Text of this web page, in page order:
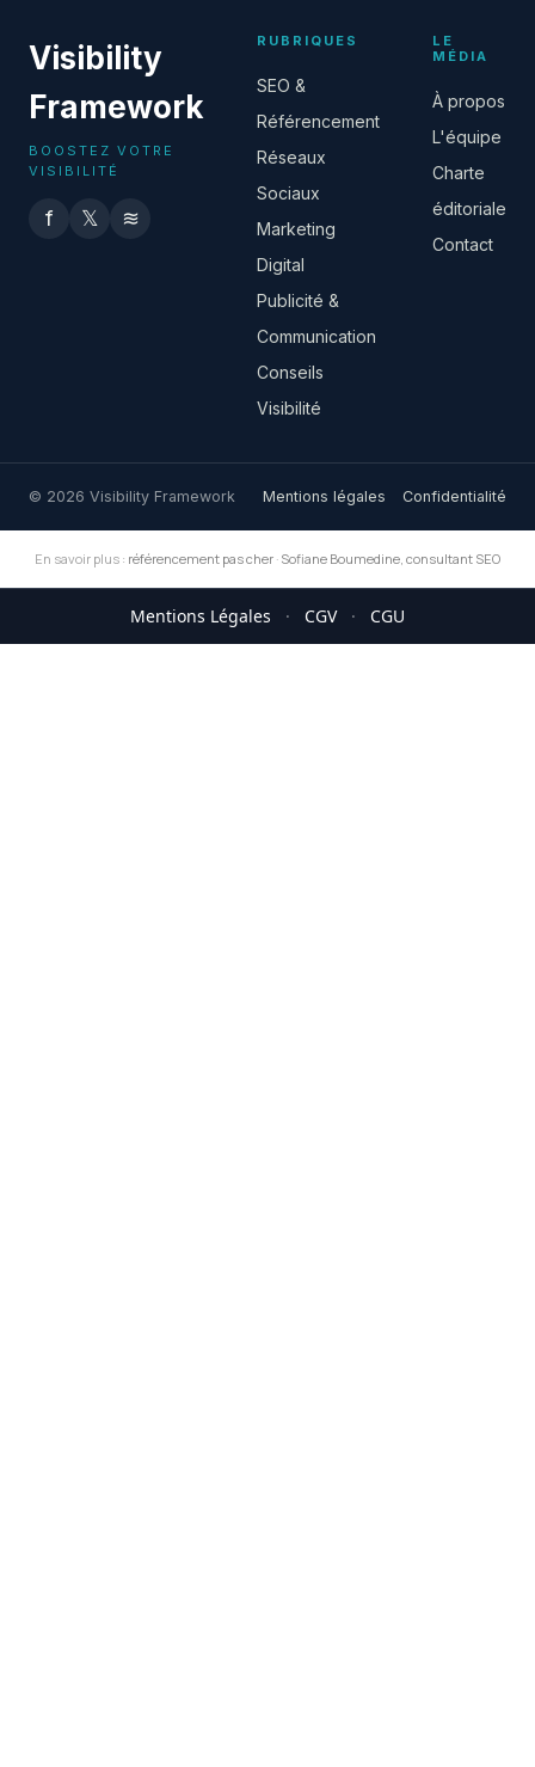
Visibility
Framework
BOOSTEZ VOTRE
VISIBILITÉ
f 𝕏 ≋
RUBRIQUES
SEO &
Référencement
Réseaux
Sociaux
Marketing
Digital
Publicité &
Communication
Conseils
Visibilité
LE
MÉDIA
À propos
L'équipe
Charte
éditoriale
Contact
© 2026 Visibility Framework Mentions légales Confidentialité
En savoir plus : référencement pas cher · Sofiane Boumedine, consultant SEO
Mentions Légales · CGV · CGU